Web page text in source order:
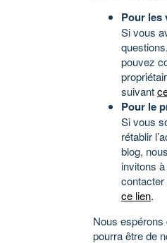
Pour les
Si vous
pouvez
suivant
Pour le
Si vous
rétablir
blog,
invitons
ce lien.
Nous espérons
pourra être de